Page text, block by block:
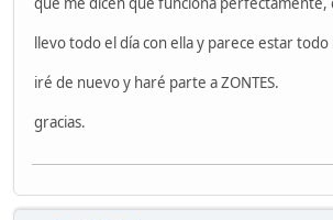
llevo todo el día con ella y parece estar todo
iré de nuevo y haré parte a ZONTES.
gracias.